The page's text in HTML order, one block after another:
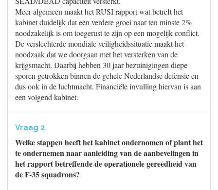
Meer algemeen maakt het RUSI rapport wat betreft het
kabinet duidelijk dat een verdere groei naar ten minste 2%
noodzakelijk is om toegerust te zijn op een mogelijk conflict.
De verslechterde mondiale veiligheidssituatie maakt het
noodzaak dat we doorgaan met het versterken van de
krijgsmacht. Daarbij hebben 30 jaar bezuinigingen diepe
sporen getrokken binnen de gehele Nederlandse defensie en
dus ook in de luchtmacht. Financiële invulling hiervan is aan
een volgend kabinet.
Vraag 2
Welke stappen heeft het kabinet ondernomen of plant het
te ondernemen naar aanleiding van de aanbevelingen in
het rapport betreffende de operationele gereedheid van
de F-35 squadrons?